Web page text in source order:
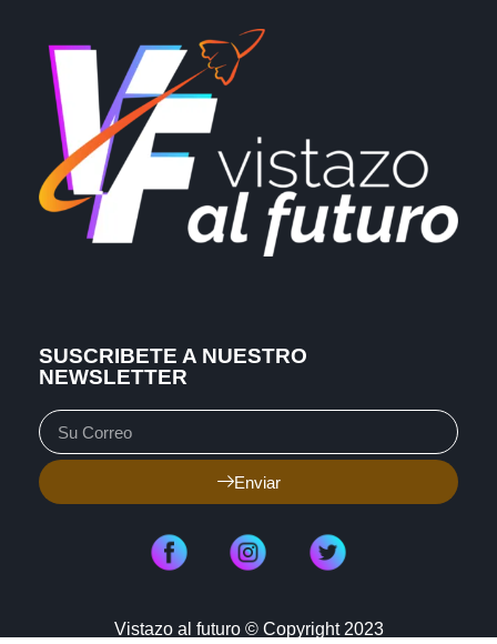
SUSCRIBETE A NUESTRO
NEWSLETTER
Enviar
Vistazo al futuro © Copyright 2023